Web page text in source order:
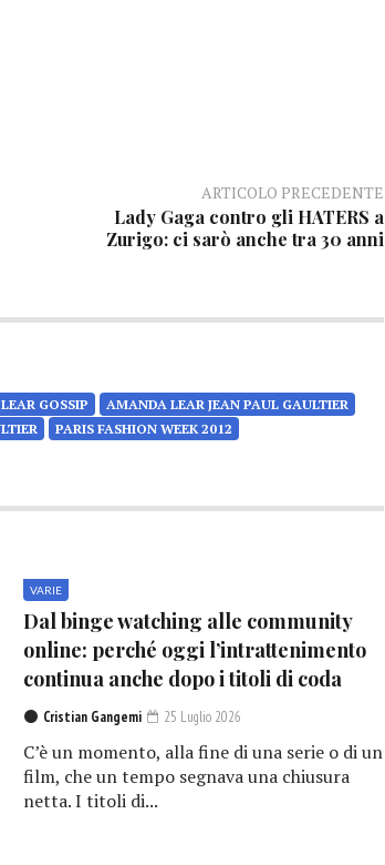
ARTICOLO PRECEDENTE
Lady Gaga contro gli HATERS a
Zurigo: ci sarò anche tra 30 anni
GOSSIP
AMANDA LEAR JEAN PAUL GAULTIER
PARIS FASHION WEEK 2012
VARIE
Dal binge watching alle community
online: perché oggi l’intrattenimento
continua anche dopo i titoli di coda
Cristian Gangemi 25 Luglio 2026
C’è un momento, alla fine di una serie o di un
film, che un tempo segnava una chiusura
netta. I titoli di...